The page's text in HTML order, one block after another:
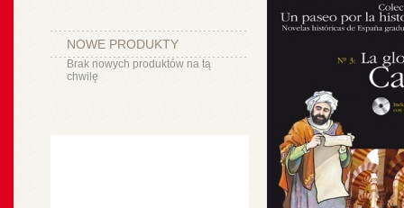
NOWE PRODUKTY
Brak nowych produktów na tą
chwilę